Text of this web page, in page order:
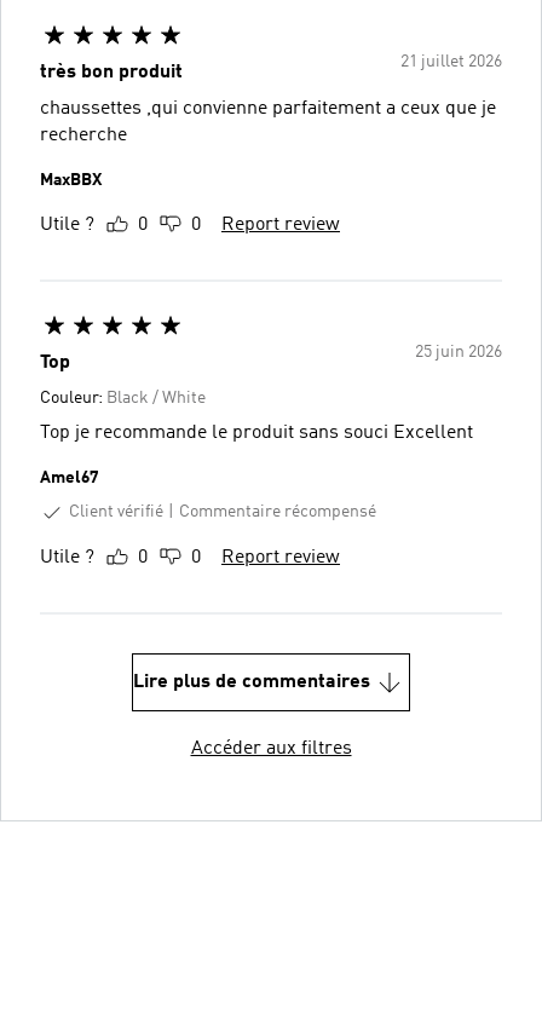
21 juillet 2026
très bon produit
chaussettes ,qui convienne parfaitement a ceux que je
recherche
MaxBBX
Utile ? 0 0 Report review
25 juin 2026
Top
Couleur: Black / White
Top je recommande le produit sans souci Excellent
Amel67
Client vérifié
Commentaire récompensé
Utile ? 0 0 Report review
Lire plus de commentaires
Accéder aux filtres